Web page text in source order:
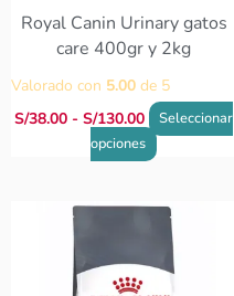
Royal Canin Urinary gatos
care 400gr y 2kg
Valorado con 5.00 de 5
S/38.00 - S/130.00
Seleccionar
opciones
la
página
de
producto